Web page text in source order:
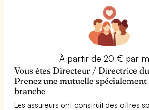
À partir de 20 € par
Vous êtes Directeur / Directrice
Prenez une mutuelle spécialement
branche
Les assureurs ont construit des offres